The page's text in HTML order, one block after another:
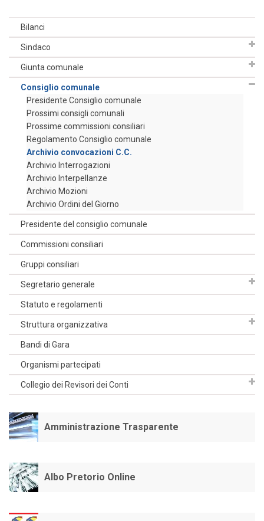
Bilanci
Sindaco
Giunta comunale
Consiglio comunale
Presidente Consiglio comunale
Prossimi consigli comunali
Prossime commissioni consiliari
Regolamento Consiglio comunale
Archivio convocazioni C.C.
Archivio Interrogazioni
Archivio Interpellanze
Archivio Mozioni
Archivio Ordini del Giorno
Presidente del consiglio comunale
Commissioni consiliari
Gruppi consiliari
Segretario generale
Statuto e regolamenti
Struttura organizzativa
Bandi di Gara
Organismi partecipati
Collegio dei Revisori dei Conti
Amministrazione Trasparente
Albo Pretorio Online